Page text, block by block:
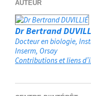
AUTEUR
Dr Bertrand
Docteur en biologie,
Inserm Orsay
Contributions et liens